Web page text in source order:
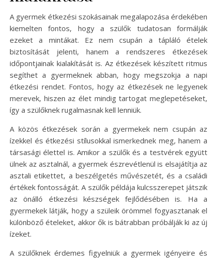
A gyermek étkezési szokásainak megalapozása érdekében
kiemelten fontos, hogy a szülők tudatosan formálják
ezeket a mintákat. Ez nem csupán a tápláló ételek
biztosítását jelenti, hanem a rendszeres étkezések
időpontjainak kialakítását is. Az étkezések készített ritmus
segíthet a gyermeknek abban, hogy megszokja a napi
étkezési rendet. Fontos, hogy az étkezések ne legyenek
merevek, hiszen az élet mindig tartogat meglepetéseket,
így a szülőknek rugalmasnak kell lenniük.
A közös étkezések során a gyermekek nem csupán az
ízekkel és étkezési stílusokkal ismerkednek meg, hanem a
társasági élettel is. Amikor a szülők és a testvérek együtt
ülnek az asztalnál, a gyermek észrevétlenül is elsajátítja az
asztali etikettet, a beszélgetés művészetét, és a családi
értékek fontosságát. A szülők példája kulcsszerepet játszik
az önálló étkezési készségek fejlődésében is. Ha a
gyermekek látják, hogy a szüleik örömmel fogyasztanak el
különböző ételeket, akkor ők is bátrabban próbálják ki az új
ízeket.
A szülőknek érdemes figyelniük a gyermek igényeire és